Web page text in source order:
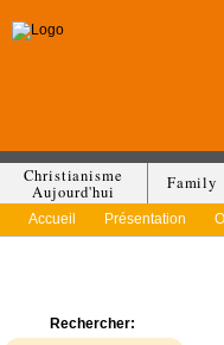
Christianisme
Aujourd'hui
Family
Accueil Présentation
Rechercher: